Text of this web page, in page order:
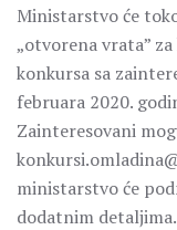
Ministarstvo će
„otvorena vrata”
konkursa sa
februara 2020.
Zainteresovani
ministarstvo će
dodatnim detaljima.